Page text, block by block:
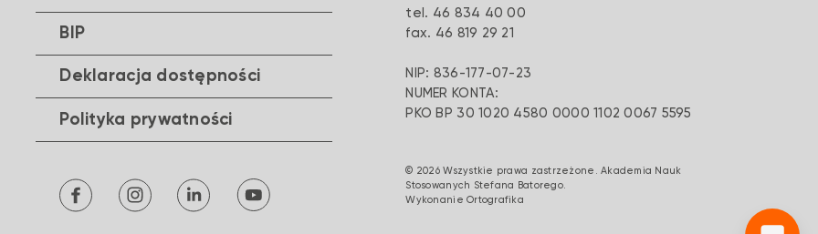
BIP
Deklaracja dostępności
Polityka prywatności
tel. 46 834 40 00
fax. 46 819 29 21
NIP: 836-177-07-23
NUMER KONTA:
PKO BP 30 1020 4580 0000 1102 0067 5595
© 2026 Wszystkie prawa zastrzeżone. Akademia Nauk
Stosowanych Stefana Batorego.
WykonanieOrtografika